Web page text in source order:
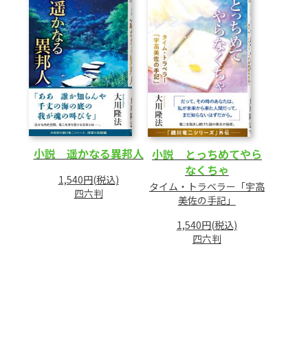
小説 遥かなる異邦人
1,540円(税込)
四六判
小説 とっちめてやら
なくちゃ
タイム・トラベラー「宇高
美佐の手記」
1,540円(税込)
四六判